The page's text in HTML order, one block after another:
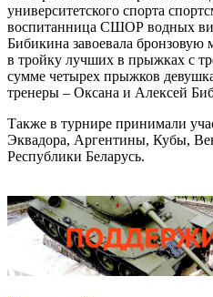
университетского спорта
воспитанница СШОР водных
Бибикина завоевала бронзовую
в тройку лучших в прыжках с
сумме четырех прыжков
тренеры – Оксана и Алексей
Также в турнире принимали
Эквадора, Аргентины, Кубы,
Республики Беларусь.